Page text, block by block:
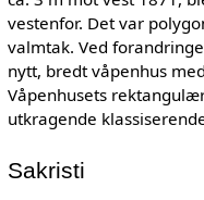
vestenfor. Det var
valmtak. Ved
nytt, bredt våpenhus
Våpenhusets
utkragende
Sakristi